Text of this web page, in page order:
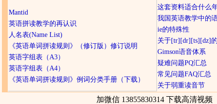
Mantid
英语拼读教学的再认识
人名表(Name List)
《英语单词拼读规则》（修订版）修订说明
英语字组表（A3）
英语字组表（A4）
《英语单词拼读规则》例词分类手册（下载）
这套资料适合什么
我国英语教学中的
ie的特殊性
关于[tr][dr][ts][dz]
Gimson语音体系
疑难问题PQ汇总
常见问题FAQ汇总
关于弱重读音节
加微信 13855830314 下载高清视频
网友们经常提及的问题
《英语单词拼读规则》
字符概念的引入
单词注音方法推荐
对英语单词可拼读性的认识
辅音字母双写的含义
字符的不可分割性